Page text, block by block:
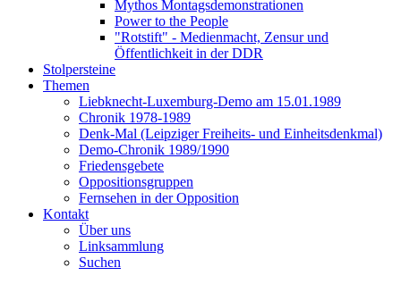
Mythos Montagsdemonstrationen
Power to the People
"Rotstift" - Medienmacht, Zensur und
Öffentlichkeit in der DDR
Stolpersteine
Themen
Liebknecht-Luxemburg-Demo am 15.01.1989
Chronik 1978-1989
Denk-Mal (Leipziger Freiheits- und Einheitsdenkmal)
Demo-Chronik 1989/1990
Friedensgebete
Oppositionsgruppen
Fernsehen in der Opposition
Kontakt
Über uns
Linksammlung
Suchen